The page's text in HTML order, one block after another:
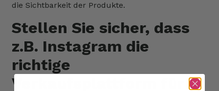
die Sichtbarkeit der Produkte.
Stellen Sie sicher, dass
z.B. Instagram die
richtige
Verkaufsplattform für